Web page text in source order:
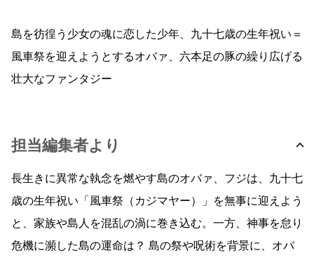
島を彷徨う少女の魂に恋した少年、九十七歳の生年祝い＝
風車祭を迎えようとするオバァ、六本足の豚の繰り広げる
壮大なファンタジー
担当編集者より
長生きに異常な執念を燃やす島のオバァ、フジは、九十七
歳の生年祝い「風車祭（カジマヤー）」を無事に迎えよう
と、家族や島人を混乱の渦に巻き込む。一方、神事を怠り
危機に瀕した島の運命は？ 島の祭や呪術を背景に、オバ